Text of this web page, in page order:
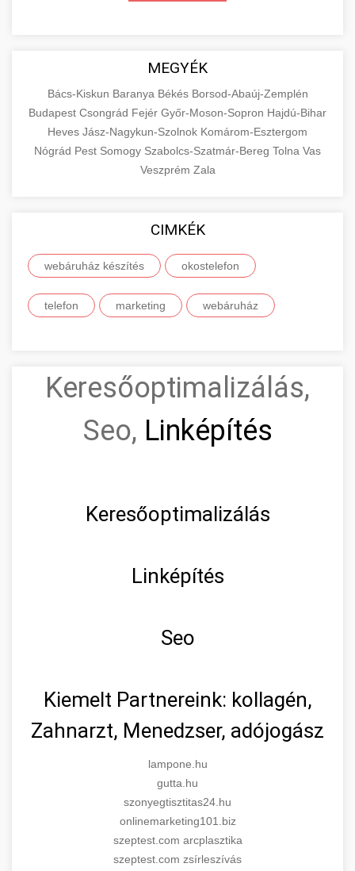
MEGYÉK
Bács-Kiskun Baranya Békés Borsod-Abaúj-Zemplén
Budapest Csongrád Fejér Győr-Moson-Sopron Hajdú-Bihar
Heves Jász-Nagykun-Szolnok Komárom-Esztergom
Nógrád Pest Somogy Szabolcs-Szatmár-Bereg Tolna Vas
Veszprém Zala
CIMKÉK
webáruház készítés okostelefon
telefon marketing webáruház
Keresőoptimalizálás,
Seo, Linképítés
Keresőoptimalizálás
Linképítés
Seo
Kiemelt Partnereink: kollagén,
Zahnarzt, Menedzser, adójogász
lampone.hu
gutta.hu
szonyegtisztitas24.hu
onlinemarketing101.biz
szeptest.com arcplasztika
szeptest.com zsírleszívás